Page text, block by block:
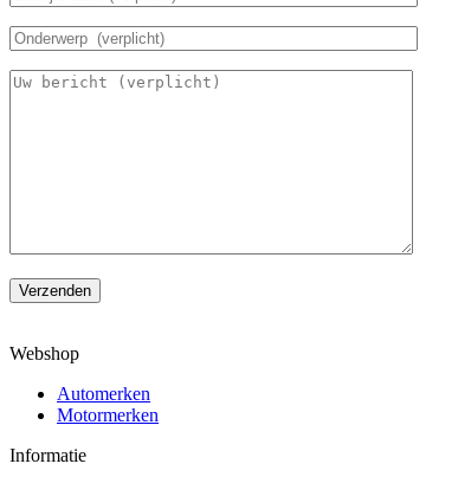
Verzenden
Webshop
Automerken
Motormerken
Informatie